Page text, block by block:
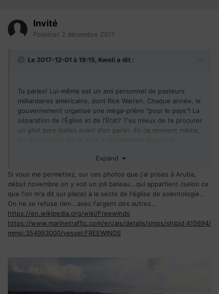
Invité
Posté(e) 2 décembre 2017
Le 2017-12-01 à 19:15, Kweli a dit :
Tu parles! Lui-même est un ami personnel de pasteurs
milliardaires américains, dont Rick Warren. Chaque année, le
gouvernement organise une méga-prière "pour le pays"! La
séparation de l'Église et de l'État? T'es mieux de te procurer
un gilet pare-balles avant d'en parler. En ce moment même,
où 40 000 adolescentes de moins de 16 ans accouchent par
"born again".
Au nord, en Ouganda, maintenant les homosexuels sont
pourchassés, emprisonnés, parfois brûlés vivants. La
cause? La récente conversion de M7 à une église
évangélique, qui a mené au chambardement du code pénal.
Expand
Si vous me permettez, sur ces photos que j'ai prises à Aruba,
début novembre on y voit un joli bateau...qui appartient (selon ce
que l'on m'a dit sur place) à la secte de l'église de scientologie...
On ne se refuse rien...avec l'argent des autres...
https://en.wikipedia.org/wiki/Freewinds
https://www.marinetraffic.com/en/ais/details/ships/shipid:415694/
mmsi:354993000/vessel:FREEWINDS